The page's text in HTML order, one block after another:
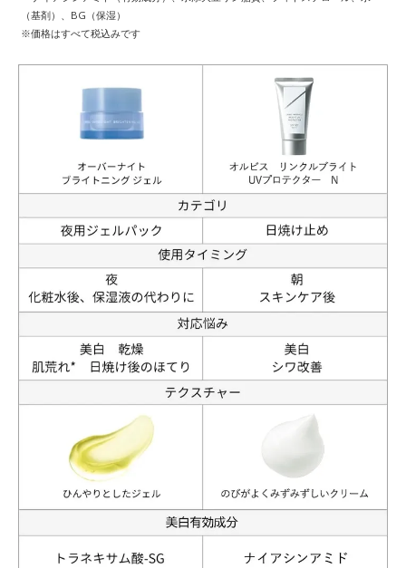
（基剤）、BG（保湿）
※価格はすべて税込みです